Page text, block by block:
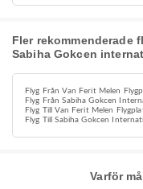
Fler rekommenderade
Sabiha Gokcen
Flyg Från Van Ferit Melen
Flyg Från Sabiha Gokcen
Flyg Till Van Ferit Melen
Flyg Till Sabiha Gokcen
Varför